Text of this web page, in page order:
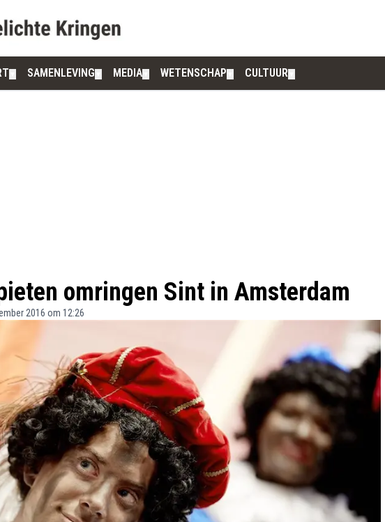
SAMENLEVING MEDIA WETENSCHAP CULTUUR
omringen Sint in Amsterdam
2016 om 12:26